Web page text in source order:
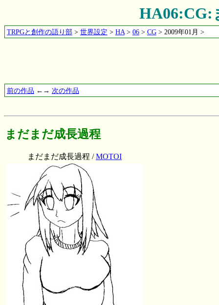
HA06:CG:
TRPGと創作の語り部> 世界設定 > HA> 06> CG> 2009年01月 >
前の作品 ←→ 次の作品
まだまだ成長過程
まだまだ成長過程 /MOTOI